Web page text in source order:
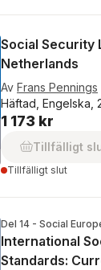
Social Security
Netherlands
Av Frans Pennings
Häftad, Engelska,
1 173 kr
Tillfälligt
Tillfälligt slut
Del 14 - Social
International
Standards: